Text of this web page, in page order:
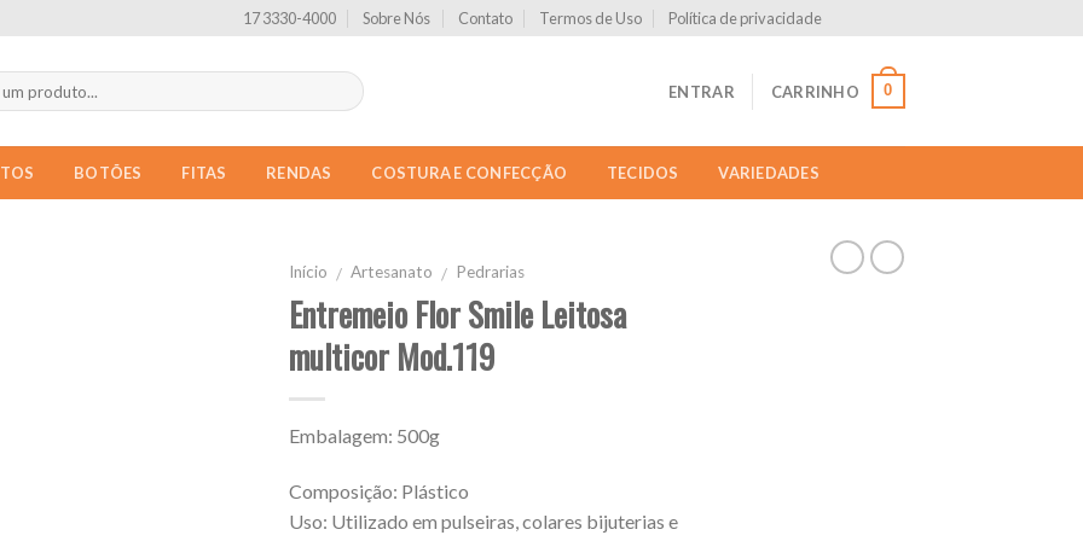
17 3330-4000 Sobre Nós Contato Termos de Uso Política de privacidade
ENTRAR CARRINHO 0
BOTÕES FITAS RENDAS COSTURA E CONFECÇÃO TECIDOS VARIEDADES
Início / Artesanato / Pedrarias
Entremeio Flor Smile Leitosa
multicor Mod.119
Embalagem: 500g
Composição: Plástico
Uso: Utilizado em pulseiras, colares bijuterias e